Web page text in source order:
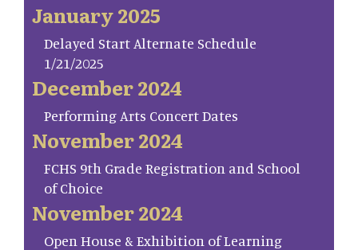
January 2025
Delayed Start Alternate Schedule
1/21/2025
December 2024
Performing Arts Concert Dates
November 2024
FCHS 9th Grade Registration and School
of Choice
November 2024
Open House & Exhibition of Learning